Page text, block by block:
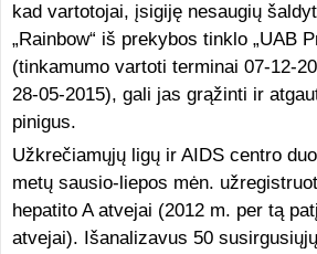
kad vartotojai, įsigiję nesaugių
„Rainbow“ iš prekybos tinklo „UAB
(tinkamumo vartoti terminai 07-12-
28-05-2015), gali jas grąžinti ir
pinigus.
Užkrečiamųjų ligų ir AIDS centro
metų sausio-liepos mėn.
hepatito A atvejai (2012 m. per tą
atvejai). Išanalizavus 50